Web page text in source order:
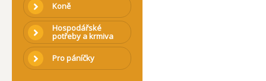
Koně
Hospodářské
potřeby a krmiva
Pro páníčky